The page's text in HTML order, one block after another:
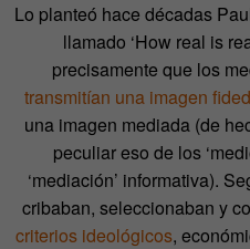
Lo planteó hace décadas
llamado ‘How real is
precisamente que los
transmitían una imagen
una imagen mediada (de
peculiar eso de los
‘mediación’ informativa).
cribaban, seleccionaban y
criterios ideológicos,